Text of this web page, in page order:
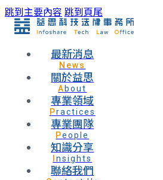
跳到主要內容 跳到頁尾
最新消息
News
關於益思
About
專業領域
Practices
專業團隊
People
知識分享
Insights
聯絡我們